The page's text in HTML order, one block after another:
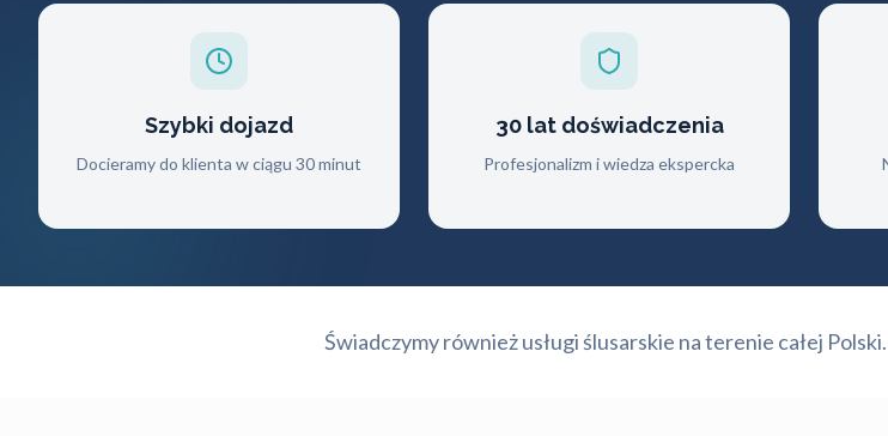
Szybki dojazd
Docieramy do klienta w ciągu 30 minut
30 lat doświadczenia
Profesjonalizm i wiedza ekspercka
Świadczymy również usługi ślusarskie na terenie całej